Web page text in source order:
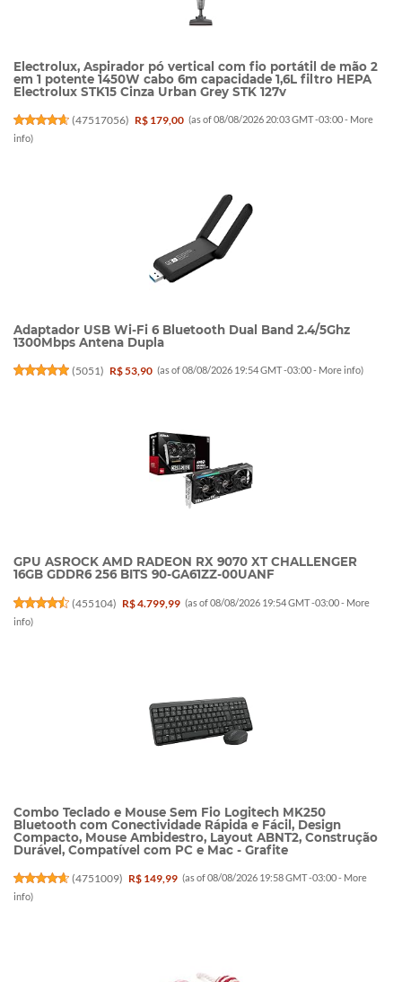
Electrolux, Aspirador pó vertical com fio portátil de mão 2
em 1 potente 1450W cabo 6m capacidade 1,6L filtro HEPA
Electrolux STK15 Cinza Urban Grey STK 127v
(47517056) R$ 179,00 (as of 08/08/2026 20:03 GMT -03:00 - More
info)
Adaptador USB Wi-Fi 6 Bluetooth Dual Band 2.4/5Ghz
1300Mbps Antena Dupla
(5051) R$ 53,90 (as of 08/08/2026 19:54 GMT -03:00 - More info)
GPU ASROCK AMD RADEON RX 9070 XT CHALLENGER
16GB GDDR6 256 BITS 90-GA61ZZ-00UANF
(455104) R$ 4.799,99 (as of 08/08/2026 19:54 GMT -03:00 - More
info)
Combo Teclado e Mouse Sem Fio Logitech MK250
Bluetooth com Conectividade Rápida e Fácil, Design
Compacto, Mouse Ambidestro, Layout ABNT2, Construção
Durável, Compatível com PC e Mac - Grafite
(4751009) R$ 149,99 (as of 08/08/2026 19:58 GMT -03:00 - More
info)